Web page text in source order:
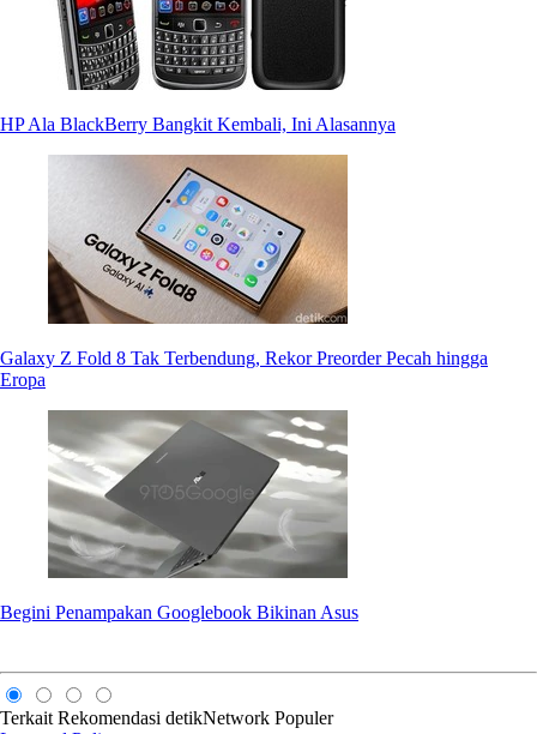
HP Ala BlackBerry Bangkit Kembali, Ini Alasannya
Galaxy Z Fold 8 Tak Terbendung, Rekor Preorder Pecah hingga
Eropa
Begini Penampakan Googlebook Bikinan Asus
Terkait Rekomendasi detikNetwork Populer